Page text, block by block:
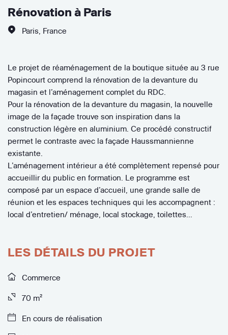
Rénovation à Paris
Paris France
Le projet de réaménagement de la boutique située au 3 rue
Popincourt comprend la rénovation de la devanture du
magasin et l’aménagement complet du RDC.
Pour la rénovation de la devanture du magasin, la nouvelle
image de la façade trouve son inspiration dans la
construction légère en aluminium. Ce procédé constructif
permet le contraste avec la façade Haussmannienne
existante.
L’aménagement intérieur a été complètement repensé pour
accueillir du public en formation. Le programme est
composé par un espace d’accueil, une grande salle de
réunion et les espaces techniques qui les accompagnent :
local d’entretien/ ménage, local stockage, toilettes…
LES DÉTAILS DU PROJET
Commerce
70 m²
En cours de réalisation